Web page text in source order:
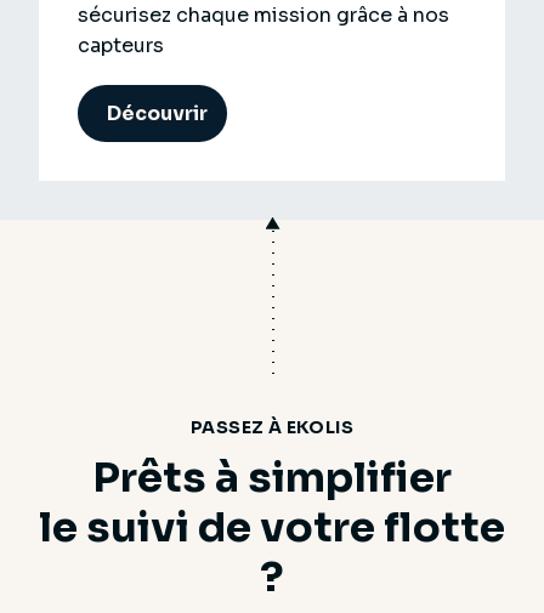
sécurisez chaque mission grâce à nos
capteurs
Découvrir
PASSEZ À EKOLIS
Prêts à simplifier
le suivi de votre flotte
?